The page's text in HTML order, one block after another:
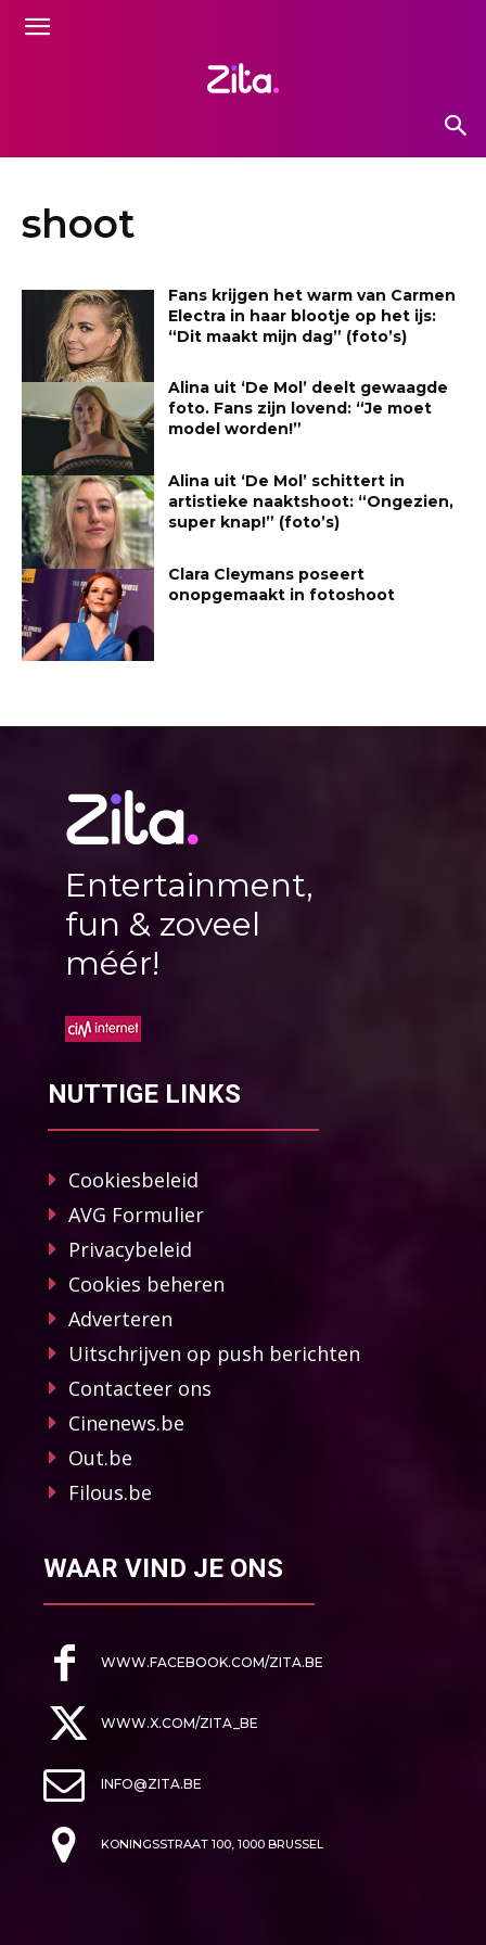
shoot
Fans krijgen het warm van Carmen
Electra in haar blootje op het ijs:
“Dit maakt mijn dag” (foto’s)
Alina uit ‘De Mol’ deelt gewaagde
foto. Fans zijn lovend: “Je moet
model worden!”
Alina uit ‘De Mol’ schittert in
artistieke naaktshoot: “Ongezien,
super knap!” (foto’s)
Clara Cleymans poseert
onopgemaakt in fotoshoot
Entertainment,
fun & zoveel
méér!
NUTTIGE LINKS
Cookiesbeleid
AVG Formulier
Privacybeleid
Cookies beheren
Adverteren
Uitschrijven op push berichten
Contacteer ons
Cinenews.be
Out.be
Filous.be
WAAR VIND JE ONS
WWW.FACEBOOK.COM/ZITA.BE
WWW.X.COM/ZITA_BE
INFO@ZITA.BE
KONINGSSTRAAT 100, 1000 BRUSSEL